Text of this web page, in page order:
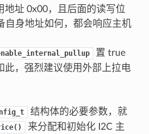
地址 0x00，且后面的读写位
自身地址如何，都会响应主机
置 true
此，强烈建议使用外部上拉电
结构体的必要参数，就
来分配和初始化 I2C 主